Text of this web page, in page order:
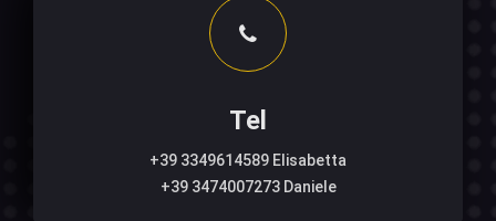
Tel
+39 3349614589 Elisabetta
+39 3474007273 Daniele